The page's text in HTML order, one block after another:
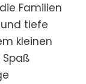
Familien
tiefe
kleinen